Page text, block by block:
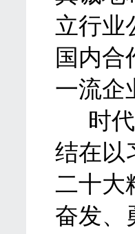
立行业
国内合
一流企
时
结在以
二十大
奋发、